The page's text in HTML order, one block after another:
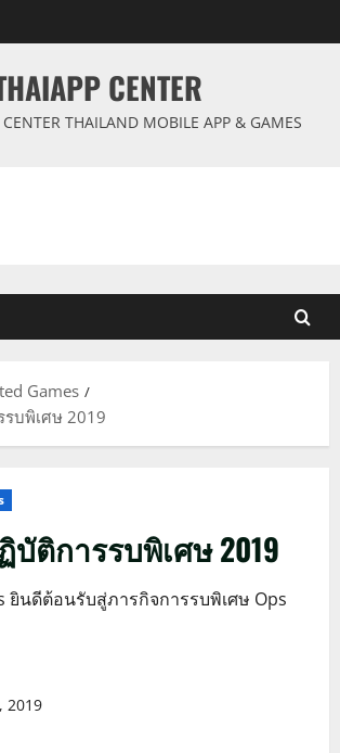
CENTER
THAILAND MOBILE APP & GAMES
Games
บพิเศษ 2019
ติการรบพิเศษ 2019
ยินดีต้อนรับสู่ภารกิจการรบพิเศษ Ops
2019